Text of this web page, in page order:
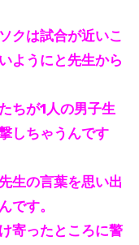
クは試合が近いこ
ようにと先生から
ちが1人の男子生
しちゃうんです
生の言葉を思い出
です。
寄ったところに警